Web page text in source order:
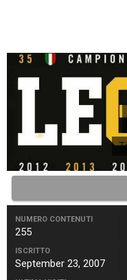
NUMERO CONTENUTI
255
ISCRITTO
September 23, 2007